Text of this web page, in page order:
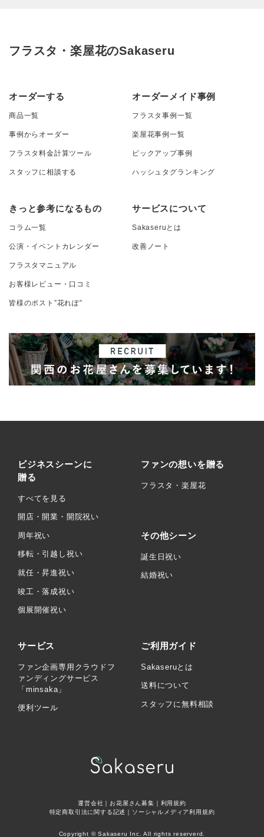
フラスタ・楽屋花のSakaseru
オーダーする
商品一覧
事例からオーダー
フラスタ料金計算ツール
スタッフに相談する
オーダーメイド事例
フラスタ事例一覧
楽屋花事例一覧
ピックアップ事例
ハッシュタグランキング
きっと参考になるもの
コラム一覧
公演・イベントカレンダー
フラスタマニュアル
お客様レビュー・口コミ
皆様のポスト”花れぽ”
サービスについて
Sakaseruとは
改善ノート
ビジネスシーンに
贈る
すべてを見る
開店・開業・開院祝い
周年祝い
移転・引越し祝い
就任・昇進祝い
竣工・落成祝い
個展開催祝い
ファンの想いを贈る
フラスタ・楽屋花
その他シーン
誕生日祝い
結婚祝い
サービス
ファン企画専用クラウドフ
ァンディングサービス
「minsaka」
便利ツール
ご利用ガイド
Sakaseruとは
送料について
スタッフに無料相談
運営会社 ｜ お花屋さん募集 ｜ 利用規約
特定商取引法に関する記述 ｜ ソーシャルメディア利用規約
Copyright © Sakaseru Inc. All rights reserverd.